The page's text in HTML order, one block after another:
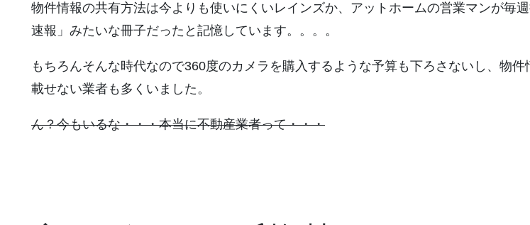
物件情報の共有方法は今よりも使いにくいレインズか、アットホームの営業マンが毎
速報」みたいな冊子だったと記憶しています。。。。
もちろんそんな時代なので360度のカメラを購入するような予算も下ろさないし、物
載せない業者も多くいました。
ん？今もいるな・・・本当に不動産業者って・・・